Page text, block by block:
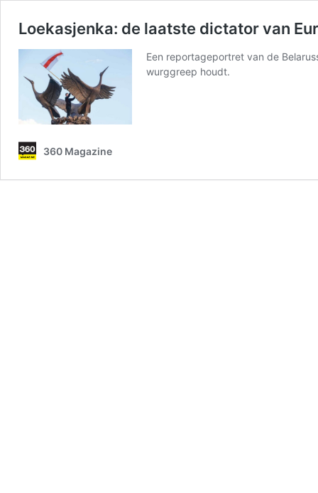
Loekasjenka: de laatste dictator van
Een reportageportret van de
wurggreep houdt.
360 Magazine